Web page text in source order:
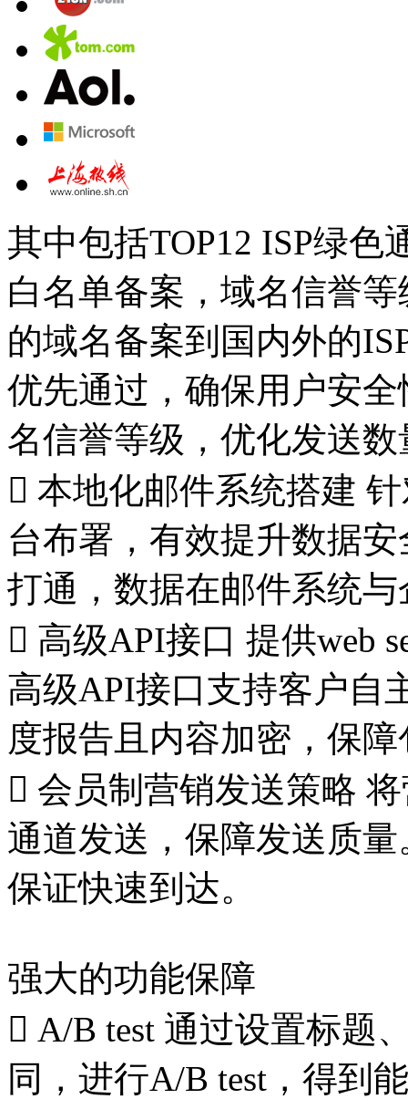
其中包括TOP12 ISP绿色
白名单备案，域名信誉
的域名备案到国内外的
优先通过，确保用户安
名信誉等级，优化发送
 本地化邮件系统搭建
台布署，有效提升数据
打通，数据在邮件系统
 高级API接口 提供web
高级API接口支持客户自
度报告且内容加密，保
 会员制营销发送策略
通道发送，保障发送质
保证快速到达。
强大的功能保障
 A/B test 通过设置标题
同，进行A/B test，得到